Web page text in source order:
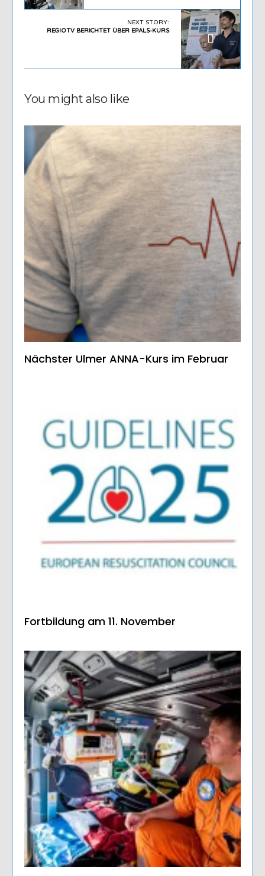
NEXT STORY:
REGIOTV BERICHTET ÜBER EPALS-KURS
You might also like
Nächster Ulmer ANNA-Kurs im Februar
Fortbildung am 11. November